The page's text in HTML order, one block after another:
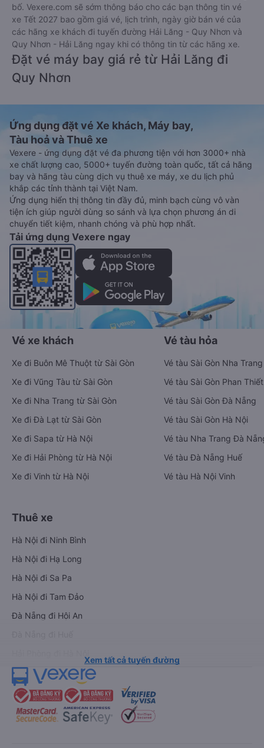
bố. Vexere.com sẽ sớm thông báo cho các bạn thông tin vé
xe Tết 2027 bao gồm giá vé, lịch trình, ngày giờ bán vé của
các hãng xe khách đi tuyến đường Hải Lăng - Quy Nhơn và
Quy Nhơn - Hải Lăng ngay khi có thông tin từ các hãng xe.
Đặt vé máy bay giá rẻ từ Hải Lăng đi
Quy Nhơn
Ứng dụng đặt vé Xe khách, Máy bay,
Tàu hoả và Thuê xe
Vexere - ứng dụng đặt vé đa phương tiện với hơn 3000+ nhà
xe chất lượng cao, 5000+ tuyến đường toàn quốc, tất cả hãng
bay và hãng tàu cùng dịch vụ thuê xe máy, xe du lịch phủ
khắp các tỉnh thành tại Việt Nam.
Ứng dụng hiển thị thông tin đầy đủ, minh bạch cùng vô vàn
tiện ích giúp người dùng so sánh và lựa chọn phương án di
chuyển tiết kiệm, nhanh chóng và phù hợp nhất.
Tải ứng dụng Vexere ngay
Vé xe khách
Xe đi Buôn Mê Thuột từ Sài Gòn
Xe đi Vũng Tàu từ Sài Gòn
Xe đi Nha Trang từ Sài Gòn
Xe đi Đà Lạt từ Sài Gòn
Xe đi Sapa từ Hà Nội
Xe đi Hải Phòng từ Hà Nội
Xe đi Vinh từ Hà Nội
Vé tàu hỏa
Vé tàu Sài Gòn Nha Trang
Vé tàu Sài Gòn Phan Thiết
Vé tàu Sài Gòn Đà Nẵng
Vé tàu Sài Gòn Hà Nội
Vé tàu Nha Trang Đà
Vé tàu Đà Nẵng Huế
Vé tàu Hà Nội Vinh
Thuê xe
Hà Nội đi Ninh Bình
Hà Nội đi Hạ Long
Hà Nội đi Sa Pa
Hà Nội đi Tam Đảo
Đà Nẵng đi Hội An
Xem tất cả tuyến đường